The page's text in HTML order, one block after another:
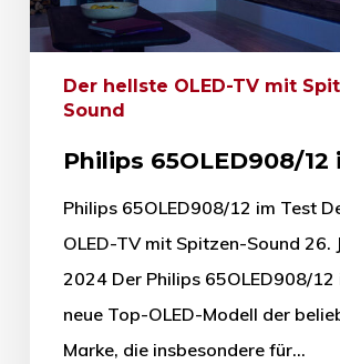
Der hellste OLED-TV mit
Sound
Philips 65OLED908/12
Philips 65OLED908/12 im Test
OLED-TV mit Spitzen-Sound 26.
2024 Der Philips 65OLED908/12
neue Top-OLED-Modell der
Marke, die insbesondere für…